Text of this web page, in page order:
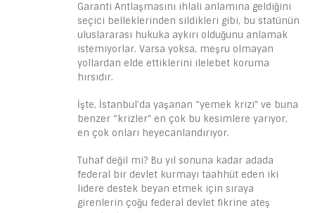
Garanti Antlaşmasını ihlali anlamına geldiğini
seçici belleklerinden sildikleri gibi, bu statünün
uluslararası hukuka aykırı olduğunu anlamak
istemiyorlar. Varsa yoksa, meşru olmayan
yollardan elde ettiklerini ilelebet koruma
hırsıdır.
İşte, İstanbul’da yaşanan “yemek krizi” ve buna
benzer “krizler” en çok bu kesimlere yarıyor,
en çok onları heyecanlandırıyor.
Tuhaf değil mi? Bu yıl sonuna kadar adada
federal bir devlet kurmayı taahhüt eden iki
lidere destek beyan etmek için sıraya
girenlerin çoğu federal devlet fikrine ateş